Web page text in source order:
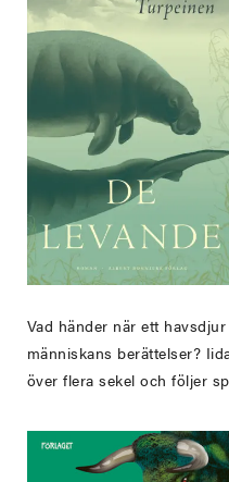
Vad händer när ett
människans berättelser?
över flera sekel och följer